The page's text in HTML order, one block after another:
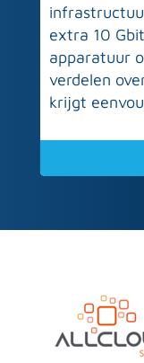
extra 10
apparatuur
verdelen
krijgt